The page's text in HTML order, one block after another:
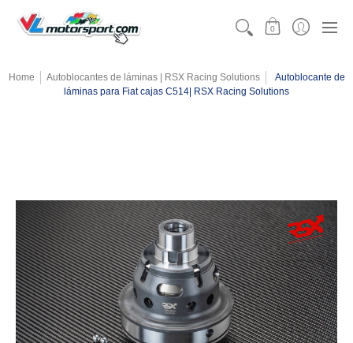
0
Home Autoblocantes de láminas | RSX Racing Solutions
Autoblocante de
láminas para Fiat cajas C514| RSX Racing Solutions